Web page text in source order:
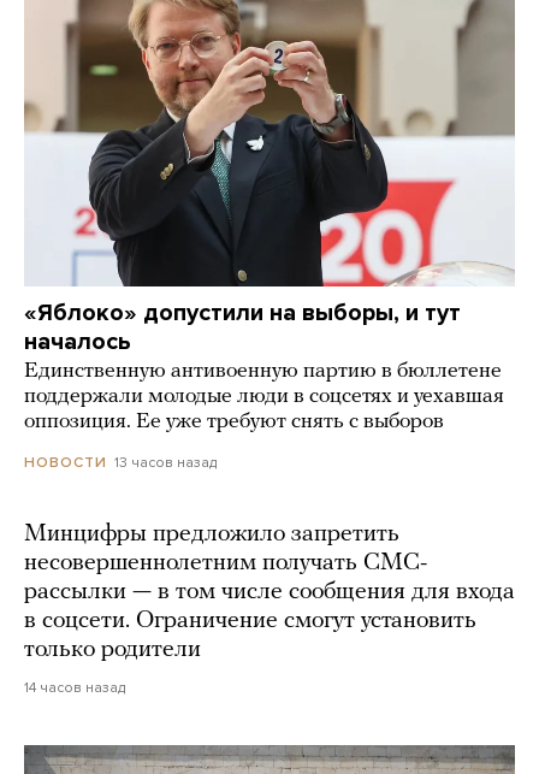
«Яблоко» допустили на выборы, и тут
началось
Единственную антивоенную партию в бюллетене
поддержали молодые люди в соцсетях и уехавшая
оппозиция. Ее уже требуют снять с выборов
НОВОСТИ 13 часов назад
Минцифры предложило запретить
несовершеннолетним получать СМС-
рассылки — в том числе сообщения для входа
в соцсети. Ограничение смогут установить
только родители
14 часов назад